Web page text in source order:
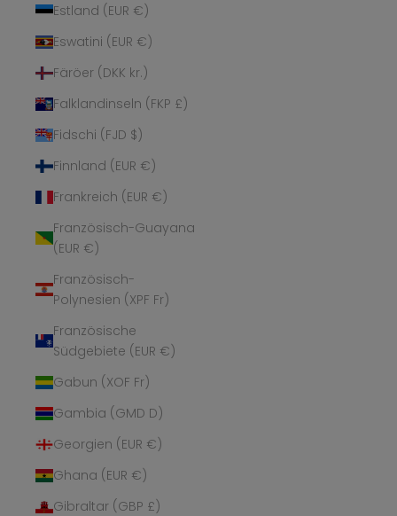
Estland (EUR €)
Eswatini (EUR €)
Färöer (DKK kr.)
Falklandinseln (FKP £)
Fidschi (FJD $)
Finnland (EUR €)
Frankreich (EUR €)
Französisch-Guayana
(EUR €)
Französisch-
Polynesien (XPF Fr)
Französische
Südgebiete (EUR €)
Gabun (XOF Fr)
Gambia (GMD D)
Georgien (EUR €)
Ghana (EUR €)
Gibraltar (GBP £)